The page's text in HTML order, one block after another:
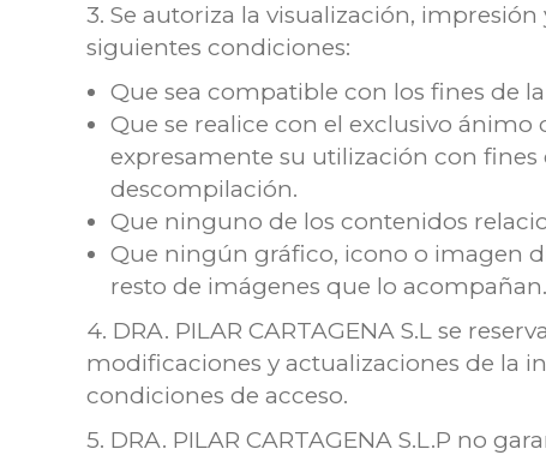
3. Se autoriza la visualización,
siguientes condiciones:
Que sea compatible con los fines de
Que se realice con el exclusivo
expresamente su utilización con
descompilación.
Que ninguno de los contenidos
Que ningún gráfico, icono o imagen
resto de imágenes que lo acompañan.
4. DRA. PILAR CARTAGENA S.L se
modificaciones y actualizaciones de la
condiciones de acceso.
5. DRA. PILAR CARTAGENA S.L.P no